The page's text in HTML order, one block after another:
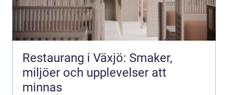
Restaurang i Växjö: Smaker,
miljöer och upplevelser att
minnas